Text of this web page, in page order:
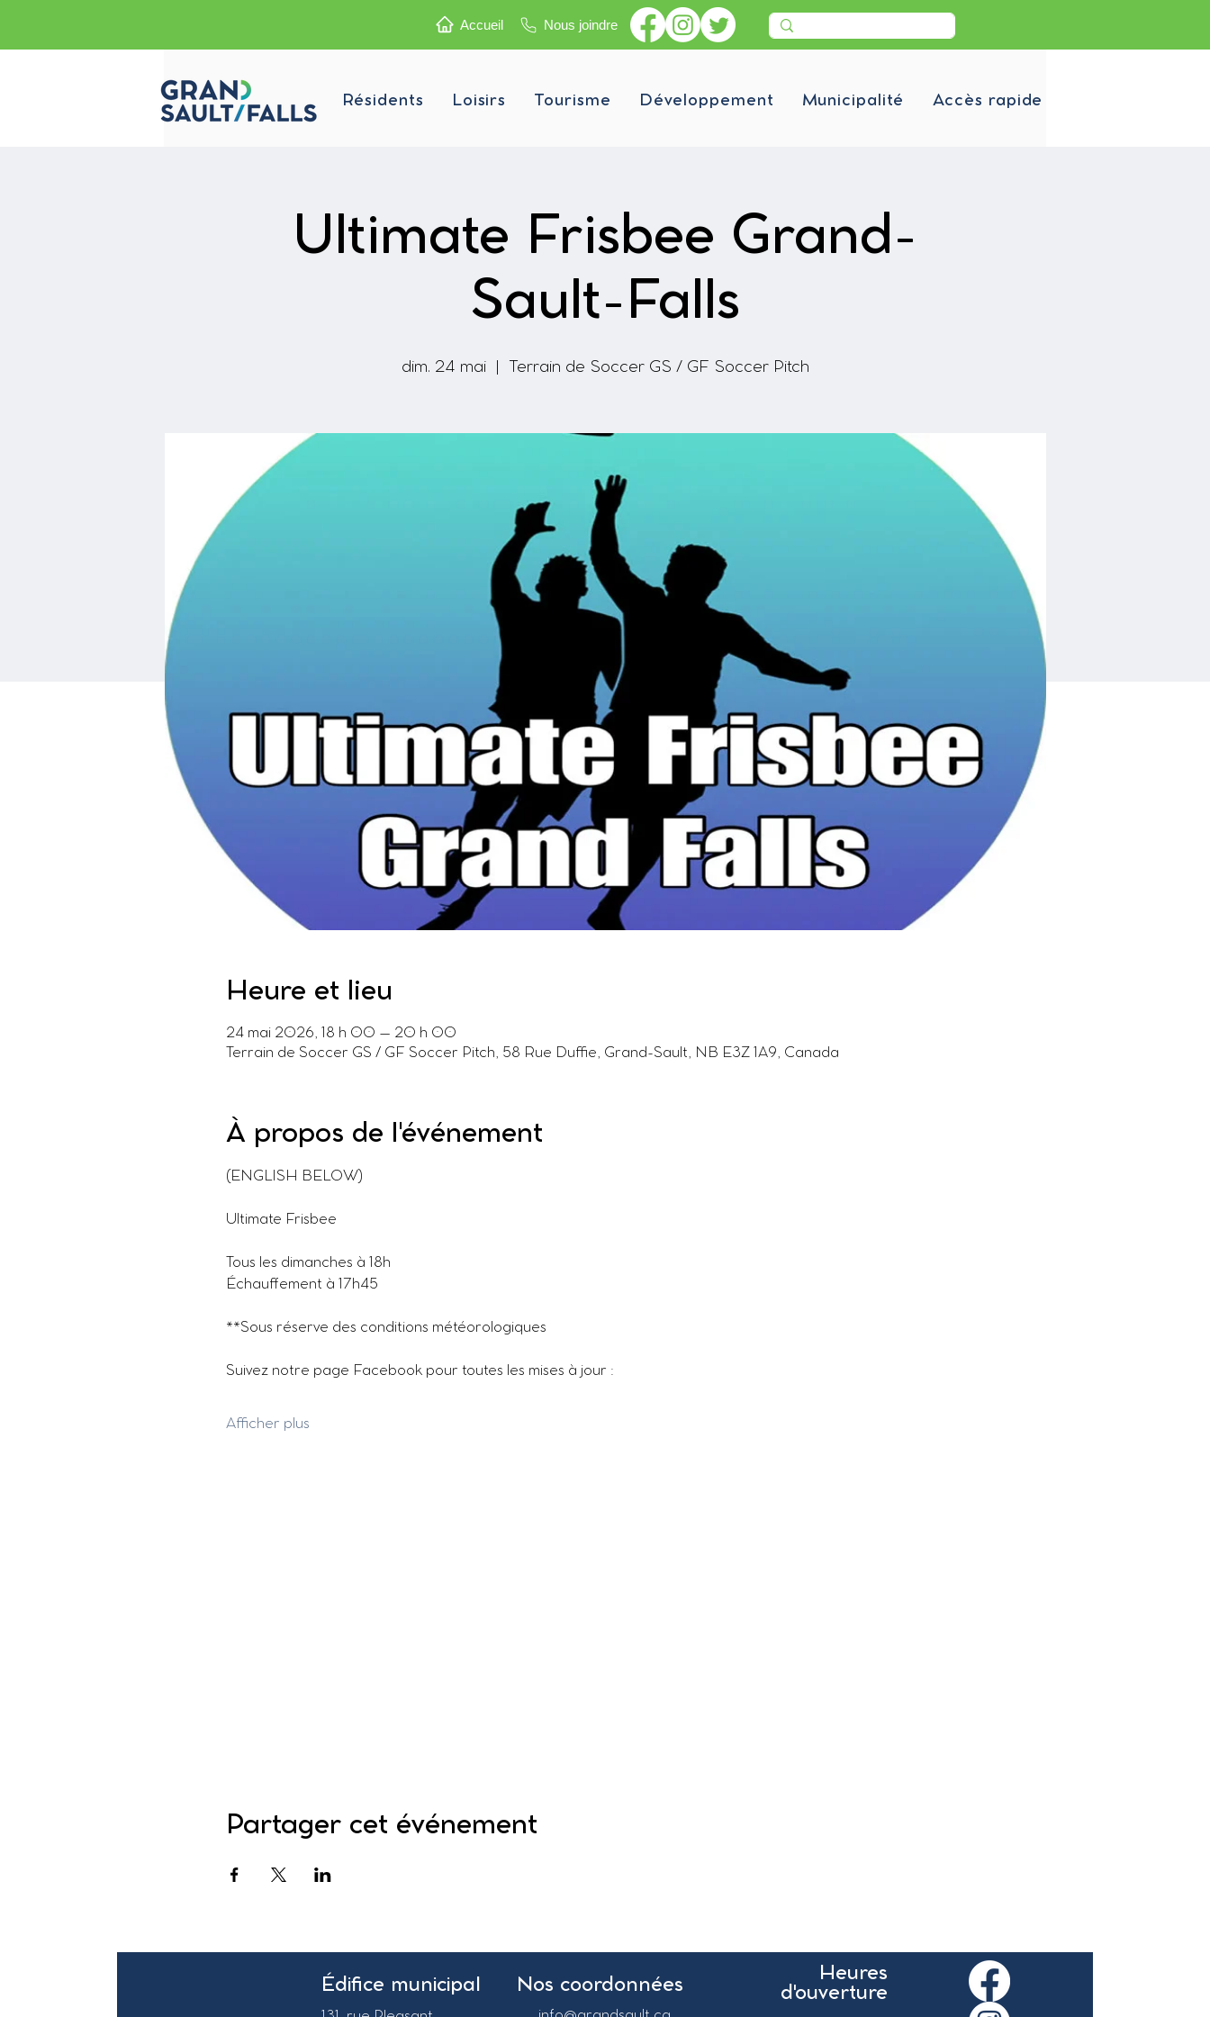
Accueil Nous joindre
Résidents Loisirs Tourisme Développement Municipalité Accès rapide
Ultimate Frisbee Grand-
Sault-Falls
dim. 24 mai Terrain de Soccer GS / GF Soccer Pitch
Heure et lieu
24 mai 2026, 18 h 00 – 20 h 00
Terrain de Soccer GS / GF Soccer Pitch, 58 Rue Duffie, Grand-Sault, NB E3Z 1A9, Canada
À propos de l'événement
(ENGLISH BELOW)
Ultimate Frisbee
Tous les dimanches à 18h
Échauffement à 17h45
**Sous réserve des conditions météorologiques
Suivez notre page Facebook pour toutes les mises à jour :
Afficher plus
Partager cet événement
Édifice municipal Nos coordonnées
Heures
d'ouverture